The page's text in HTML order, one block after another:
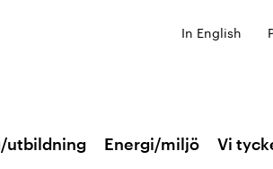
In English
utbildning Energi/miljö Vi